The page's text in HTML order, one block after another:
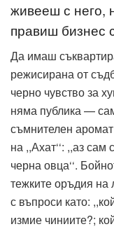
живееш с него,
правиш бизнес
Да имаш
режисирана от
черно чувство за
няма публика —
съмнителен
на ,,Ахат‘‘: ,,аз
черна овца‘‘.
тежките оръдия
с въпроси като:
измие чиниите?;